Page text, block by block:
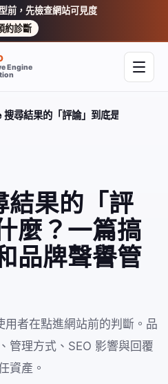
前，先檢查網站可見度
約診斷
Engine
開啟
尋結果的「評論」到底是什麼？一
果的「評
麼？一篇搞
品牌聲譽管
者在點進網站前的判斷。品
管理方式、SEO 影響與回覆
資產。